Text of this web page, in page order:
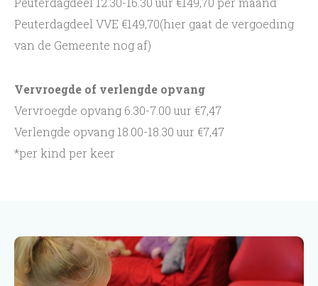
Peuterdagdeel VVE €149,70(hier gaat de vergoeding
van de Gemeente nog af)
Vervroegde of verlengde opvang
Vervroegde opvang 6.30-7.00 uur €7,47
Verlengde opvang 18.00-18.30 uur €7,47
*per kind per keer